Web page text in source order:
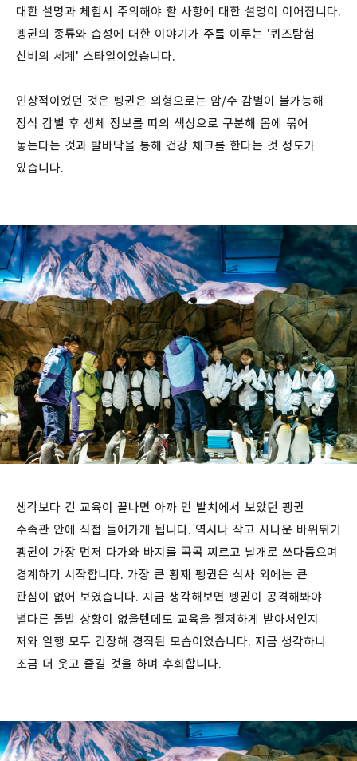
대한 설명과 체험시 주의해야 할 사항에 대한 설명이 이어집니다.
펭귄의 종류와 습성에 대한 이야기가 주를 이루는 '퀴즈탐험
신비의 세계' 스타일이었습니다.
인상적이었던 것은 펭귄은 외형으로는 암/수 감별이 불가능해
정식 감별 후 생체 정보를 띠의 색상으로 구분해 몸에 묶어
놓는다는 것과 발바닥을 통해 건강 체크를 한다는 것 정도가
있습니다.
생각보다 긴 교육이 끝나면 아까 먼 발치에서 보았던 펭귄
수족관 안에 직접 들어가게 됩니다. 역시나 작고 사나운 바위뛰기
펭귄이 가장 먼저 다가와 바지를 콕콕 찌르고 날개로 쓰다듬으며
경계하기 시작합니다. 가장 큰 황제 펭귄은 식사 외에는 큰
관심이 없어 보였습니다. 지금 생각해보면 펭귄이 공격해봐야
별다른 돌발 상황이 없을텐데도 교육을 철저하게 받아서인지
저와 일행 모두 긴장해 경직된 모습이었습니다. 지금 생각하니
조금 더 웃고 즐길 것을 하며 후회합니다.